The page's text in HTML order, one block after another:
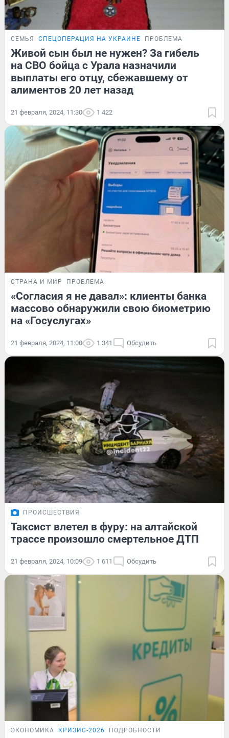
СЕМЬЯ СПЕЦОПЕРАЦИЯ НА УКРАИНЕ ПРОБЛЕМА
Живой сын был не нужен? За гибель
на СВО бойца с Урала назначили
выплаты его отцу, сбежавшему от
алиментов 20 лет назад
21 февраля, 2024, 11:30 1 422
СТРАНА И МИР ПРОБЛЕМА
«Согласия я не давал»: клиенты банка
массово обнаружили свою биометрию
на «Госуслугах»
21 февраля, 2024, 11:00 1 341 Обсудить
ПРОИСШЕСТВИЯ
Таксист влетел в фуру: на алтайской
трассе произошло смертельное ДТП
21 февраля, 2024, 10:09 1 611 Обсудить
ЭКОНОМИКА КРИЗИС-2026 ПОДРОБНОСТИ